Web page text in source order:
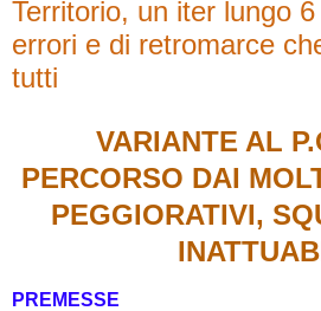
Territorio, un iter lungo
errori e di retromarce
tutti
VARIANTE AL
PERCORSO DAI
PEGGIORATIVI,
PREMESSE